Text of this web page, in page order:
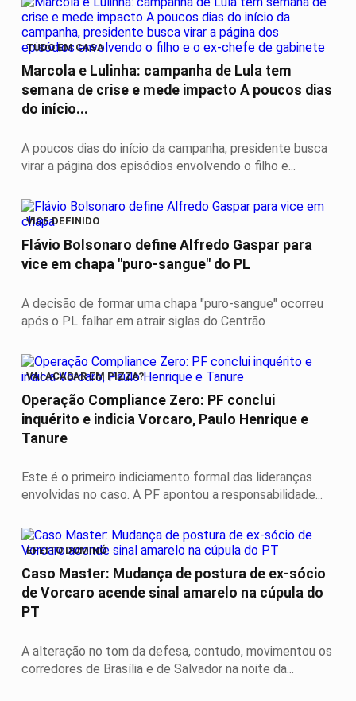
TUDO EM CASA
Marcola e Lulinha: campanha de Lula tem
semana de crise e mede impacto A poucos dias
do início...
A poucos dias do início da campanha, presidente busca
virar a página dos episódios envolvendo o filho e...
VICE DEFINIDO
Flávio Bolsonaro define Alfredo Gaspar para
vice em chapa "puro-sangue" do PL
A decisão de formar uma chapa "puro-sangue" ocorreu
após o PL falhar em atrair siglas do Centrão
VAI ACABAR EM PIZZA?
Operação Compliance Zero: PF conclui
inquérito e indicia Vorcaro, Paulo Henrique e
Tanure
Este é o primeiro indiciamento formal das lideranças
envolvidas no caso. A PF apontou a responsabilidade...
EFEITO DOMINÓ
Caso Master: Mudança de postura de ex-sócio
de Vorcaro acende sinal amarelo na cúpula do
PT
A alteração no tom da defesa, contudo, movimentou os
corredores de Brasília e de Salvador na noite da...